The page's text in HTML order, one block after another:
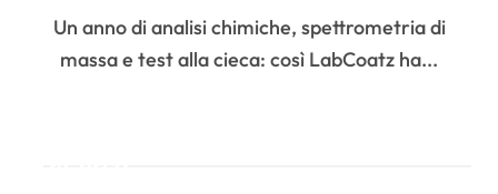
Un anno di analisi chimiche, spettrometria di
massa e test alla cieca: così LabCoatz ha...